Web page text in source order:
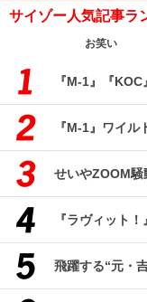
サイゾー人気記事ラ
お笑い
『M-1』『
『M-1』ワイ
せいやZOOM騒
『ラヴィット
飛躍する“元・